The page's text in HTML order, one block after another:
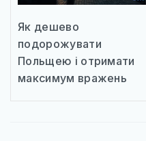
Як дешево
подорожувати
Польщею і отримати
максимум вражень